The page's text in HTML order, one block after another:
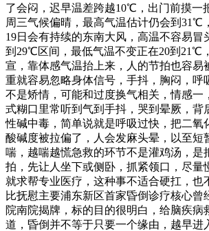
了会闷，迟早温差跨越10℃，出门前摸一
周三气候偏晴，最高气温估计仍会到31℃
19日会有持续的东南大风，高温不容易冒
到29℃区间，最低气温不变正在20到21℃
宣，靠体感气温抬上来，人的节拍也容易
重就容易忽略身体信号，手抖，胸闷，呼
不是矫情，可能和过度换气相关，情感一
式糊口里常听到气到手抖，哭到晕厥，背
性碱中毒，简单说就是呼吸过快，把二氧
酸碱度被拉偏了，人会发麻头晕，以至短
喘，越喘越慌急救的环节不是灌鸡汤，是
拍，先让人坐下或侧卧，抓紧领口，尽量
就求帮专业医疗，这种事不适合硬扛，也
比抚慰主要浦东新区首家昏倒诊疗核心曾
院南院揭牌，标的目的很明白，给脑疾病
道，昏倒并不等于只要一个缘由，越早进